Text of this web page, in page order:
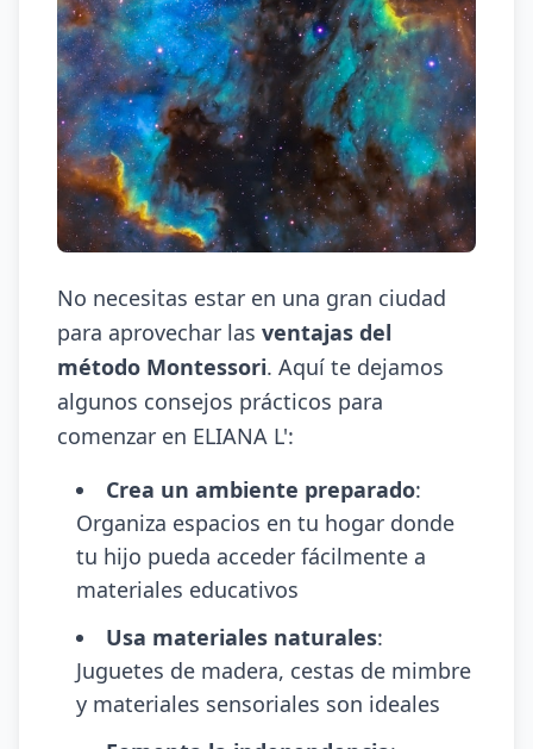
No necesitas estar en una gran ciudad
para aprovechar las ventajas del
método Montessori. Aquí te dejamos
algunos consejos prácticos para
comenzar en ELIANA L':
Crea un ambiente preparado:
Organiza espacios en tu hogar donde
tu hijo pueda acceder fácilmente a
materiales educativos
Usa materiales naturales:
Juguetes de madera, cestas de mimbre
y materiales sensoriales son ideales